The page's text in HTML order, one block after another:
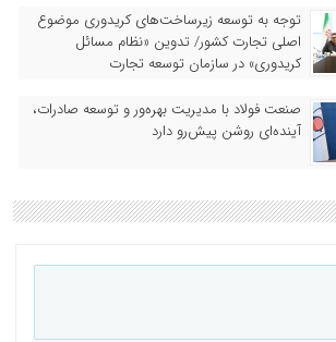
توجه به توسعه زیرساخت‌های کریدوری موضوع
اصلی تجارت کشور/ تدوین «نظام مسائل
کریدوری» در سازمان توسعه تجارت
صنعت فولاد با مدیریت بهره‌ور و توسعه صادرات،
آینده‌ای روشن پیش‌رو دارد